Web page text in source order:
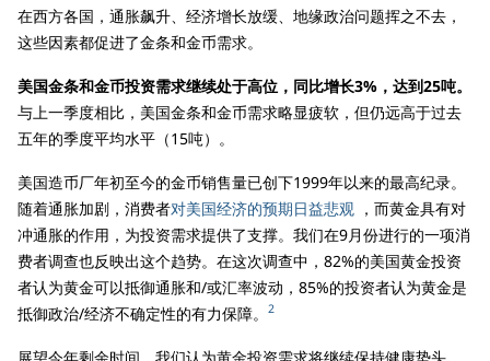
在西方各国，通胀飙升、经济增长放缓、地缘政治问题挥之不去，
这些因素都促进了金条和金币需求。
美国金条和金币投资需求继续处于高位，同比增长3%，达到25吨。
与上一季度相比，美国金条和金币需求略显疲软，但仍远高于过去
五年的季度平均水平（15吨）。
美国造币厂年初至今的金币销售量已创下1999年以来的最高纪录。
随着通胀加剧，消费者对美国经济的预期日益悲观 ，而黄金具有对
冲通胀的作用，为投资需求提供了支撑。我们在9月份进行的一项消
费者调查也反映出这个趋势。在这次调查中，82%的美国黄金投资
者认为黄金可以抵御通胀和/或汇率波动，85%的投资者认为黄金是
抵御政治/经济不确定性的有力保障。
2
展望今年剩余时间，我们认为黄金投资需求将继续保持健康势头。